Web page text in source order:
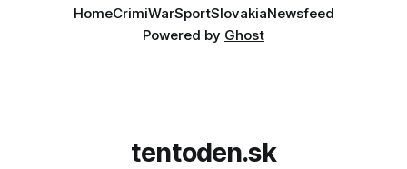
HomeCrimiWarSportSlovakiaNewsfeed
Powered by Ghost
tentoden.sk